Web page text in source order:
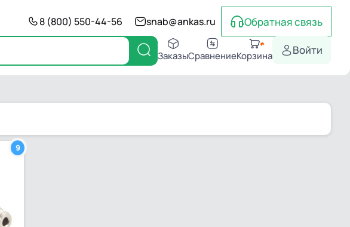
8 (800) 550-44-56 snab@ankas.ru Обратная связь
ЗаказыСравнениеКорзина Войти
9